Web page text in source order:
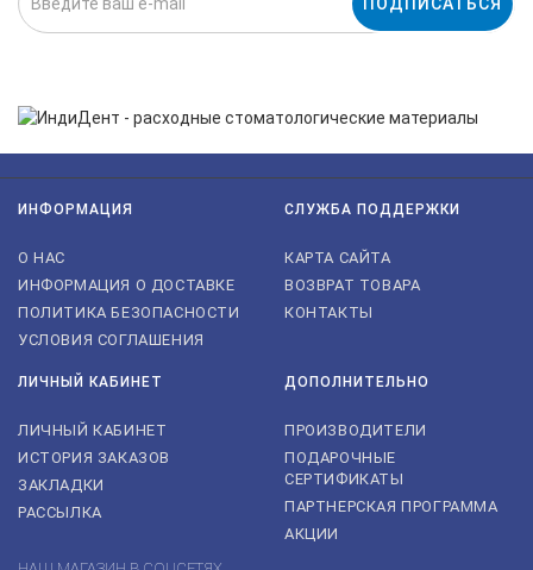
ИНФОРМАЦИЯ
О НАС
ИНФОРМАЦИЯ О ДОСТАВКЕ
ПОЛИТИКА БЕЗОПАСНОСТИ
УСЛОВИЯ СОГЛАШЕНИЯ
СЛУЖБА ПОДДЕРЖКИ
КАРТА САЙТА
ВОЗВРАТ ТОВАРА
КОНТАКТЫ
ЛИЧНЫЙ КАБИНЕТ
ЛИЧНЫЙ КАБИНЕТ
ИСТОРИЯ ЗАКАЗОВ
ЗАКЛАДКИ
РАССЫЛКА
ДОПОЛНИТЕЛЬНО
ПРОИЗВОДИТЕЛИ
ПОДАРОЧНЫЕ
СЕРТИФИКАТЫ
ПАРТНЕРСКАЯ ПРОГРАММА
АКЦИИ